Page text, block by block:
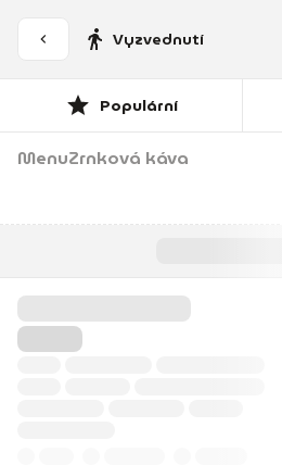
Vyzvednutí
Populární
MenuZrnková káva